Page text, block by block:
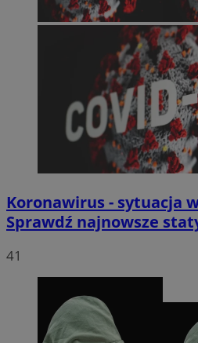
Koronawirus - sytuacja
Sprawdź najnowsze
41